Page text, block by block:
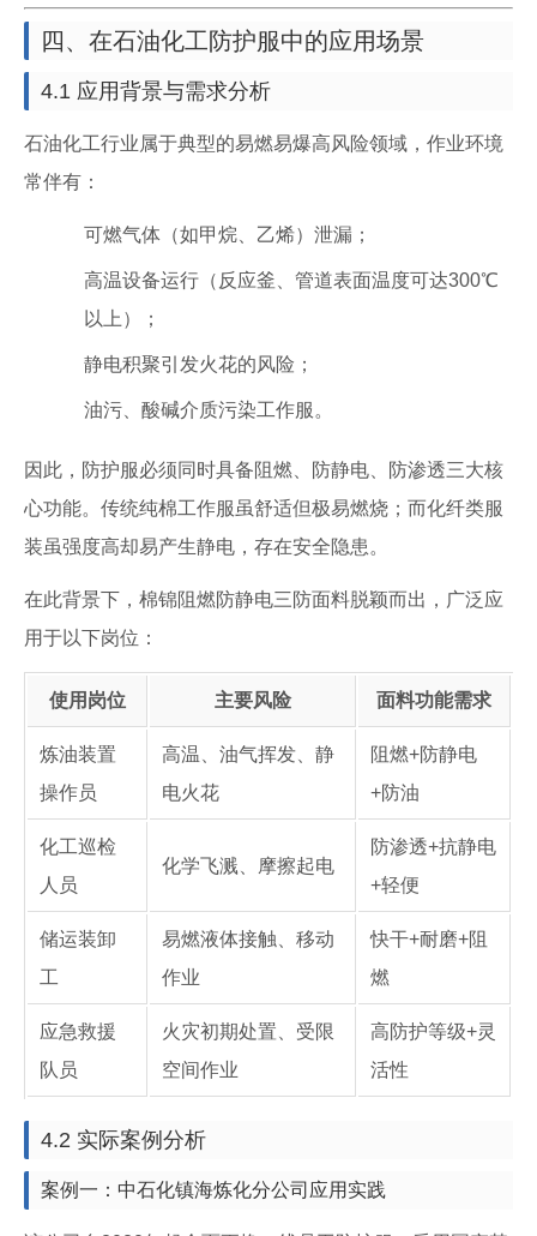
四、在石油化工防护服中的应用场景
4.1 应用背景与需求分析
石油化工行业属于典型的易燃易爆高风险领域，作业环境
常伴有：
可燃气体（如甲烷、乙烯）泄漏；
高温设备运行（反应釜、管道表面温度可达300℃
以上）；
静电积聚引发火花的风险；
油污、酸碱介质污染工作服。
因此，防护服必须同时具备阻燃、防静电、防渗透三大核
心功能。传统纯棉工作服虽舒适但极易燃烧；而化纤类服
装虽强度高却易产生静电，存在安全隐患。
在此背景下，棉锦阻燃防静电三防面料脱颖而出，广泛应
用于以下岗位：
使用岗位 主要风险 面料功能需求
炼油装置
操作员
高温、油气挥发、静
电火花
阻燃+防静电
+防油
化工巡检
人员
化学飞溅、摩擦起电
防渗透+抗静电
+轻便
储运装卸
工
易燃液体接触、移动
作业
快干+耐磨+阻
燃
应急救援
队员
火灾初期处置、受限
空间作业
高防护等级+灵
活性
4.2 实际案例分析
案例一：中石化镇海炼化分公司应用实践